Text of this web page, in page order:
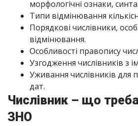
морфологічні ознаки,
Типи відмінювання
Порядкові числівники,
відмінювання.
Особливості правопису
Узгодження числівників з
Уживання числівників для
дат.
Числівник – що
ЗНО